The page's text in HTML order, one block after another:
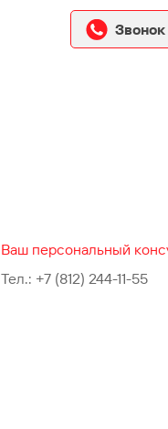
Звонок
Ваш персональный
Тел.: +7 (812) 244-11-55